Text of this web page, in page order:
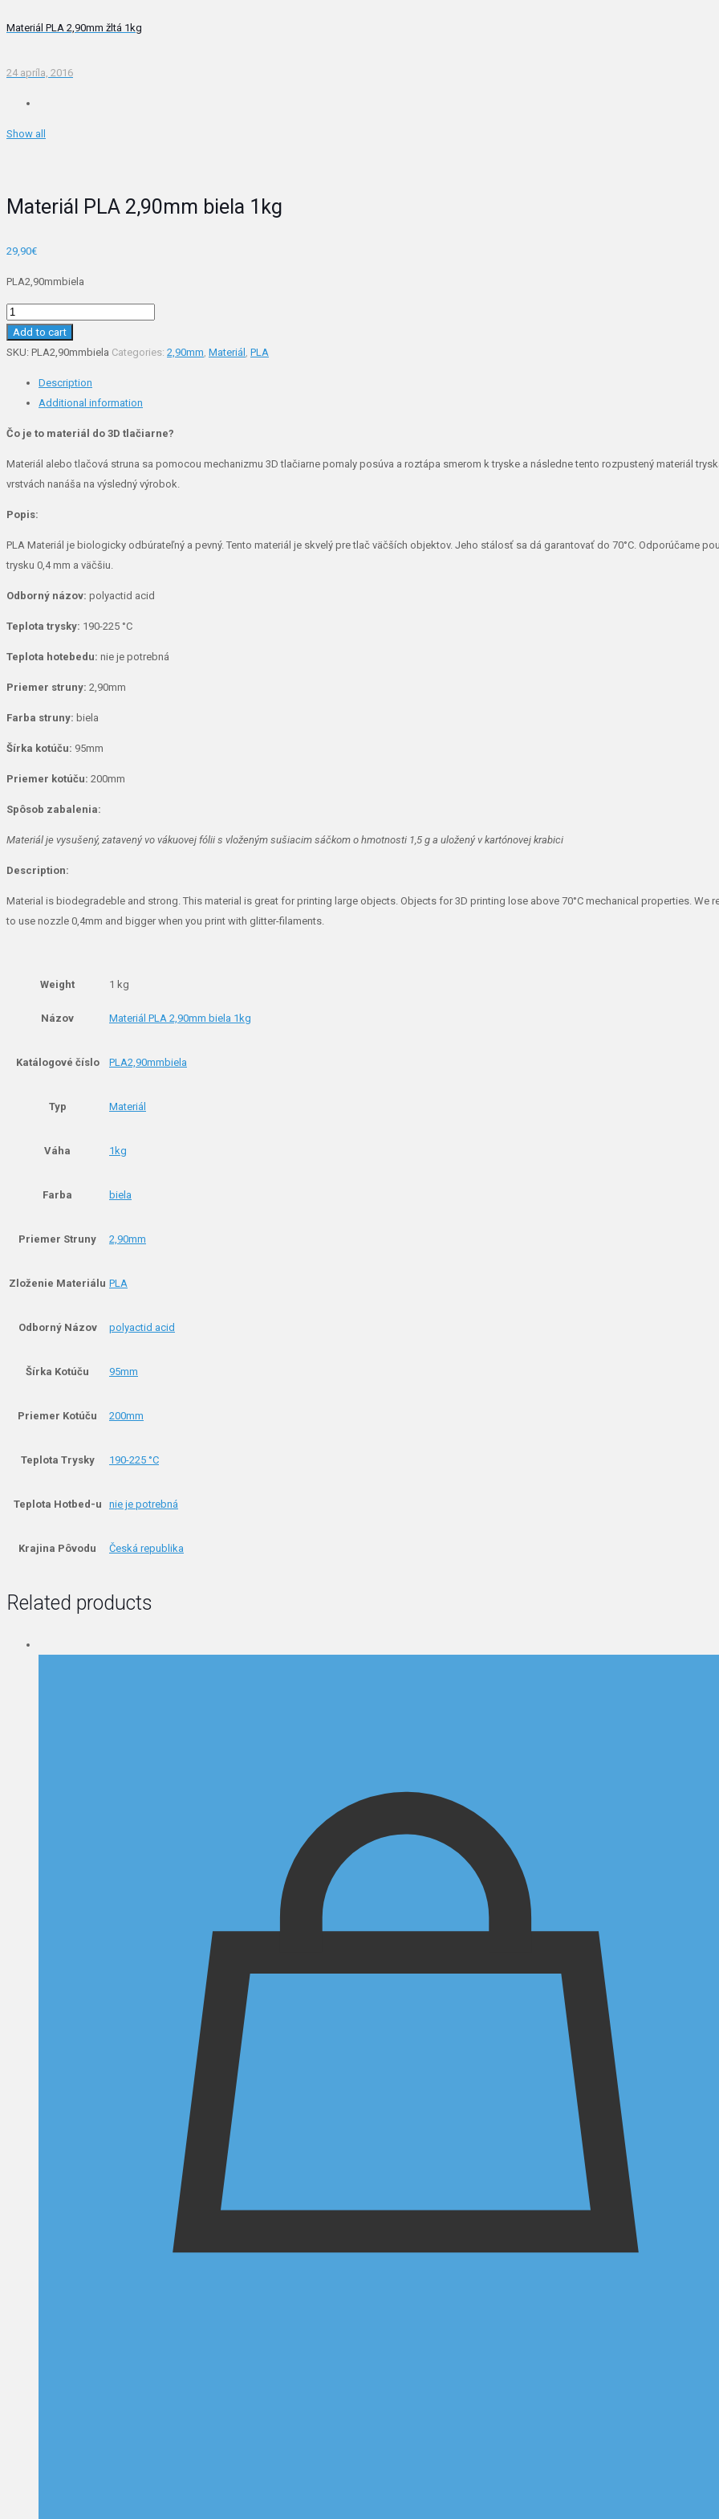
Materiál PLA 2,90mm žltá 1kg
24 apríla, 2016
Show all
Materiál PLA 2,90mm biela 1kg
29,90€
PLA2,90mmbiela
Materiál
PLA
2,90mm
quantity
Add to cart
SKU: PLA2,90mmbiela Categories: 2,90mm, Materiál , PLA
Description
Additional information
Čo je to materiál do 3D tlačiarne?
Materiál alebo tlačová struna sa pomocou mechanizmu 3D tlačiarne pomaly posúva a roztápa smerom k tryske a následne tento rozpustený materiál
vrstvách nanáša na výsledný výrobok.
Popis:
PLA Materiál je biologicky odbúrateľný a pevný. Tento materiál je skvelý pre tlač väčších objektov. Jeho stálosť sa dá garantovať do 70°C. Odporúčame
trysku 0,4 mm a väčšiu.
Odborný názov: polyactid acid
Teplota trysky: 190-225 °C
Teplota hotebedu: nie je potrebná
Priemer struny: 2,90mm
Farba struny: biela
Šírka kotúču: 95mm
Priemer kotúču: 200mm
Spôsob zabalenia:
Materiál je vysušený, zatavený vo vákuovej fólii s vloženým sušiacim sáčkom o hmotnosti 1,5 g a uložený v kartónovej krabici
Description:
Material is biodegradeble and strong. This material is great for printing large objects. Objects for 3D printing lose above 70°C mechanical properties. We
to use nozzle 0,4mm and bigger when you print with glitter-filaments.
Weight 1 kg
Názov Materiál PLA 2,90mm biela 1kg
Katálogové číslo PLA2,90mmbiela
Typ Materiál
Váha 1kg
Farba biela
Priemer Struny 2,90mm
Zloženie Materiálu PLA
Odborný Názov polyactid acid
Šírka Kotúču 95mm
Priemer Kotúču 200mm
Teplota Trysky 190-225 °C
Teplota Hotbed-u nie je potrebná
Krajina Pôvodu Česká republika
Related products